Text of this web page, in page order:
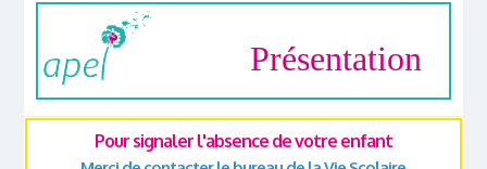
Présentation
Pour signaler l'absence de votre enfant